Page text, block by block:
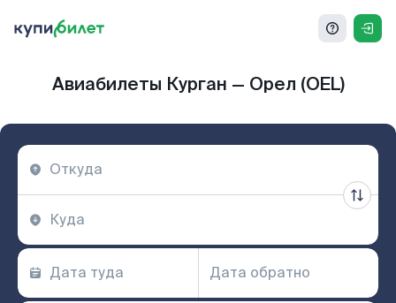
Авиабилеты Курган — Орел (OEL)